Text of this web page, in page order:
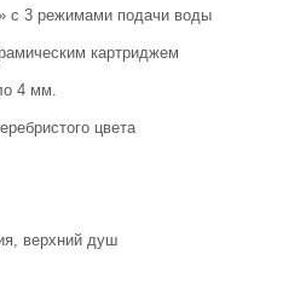
с 3 режимами подачи воды
картриджем
4 мм.
цвета
верхний душ